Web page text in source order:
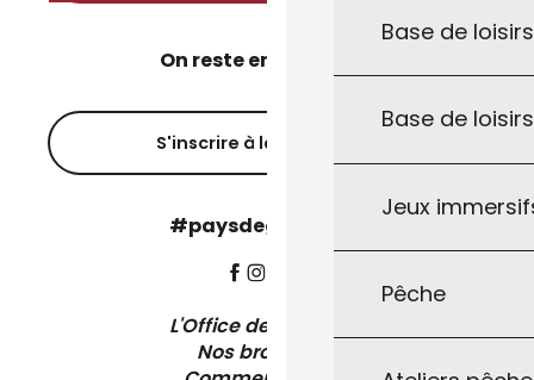
Base de
Base de
Jeux
Pêche
On reste en contact ?
S'inscrire à la newsletter
#paysdegourdon !
L'Office de Tourisme
Nos brochures